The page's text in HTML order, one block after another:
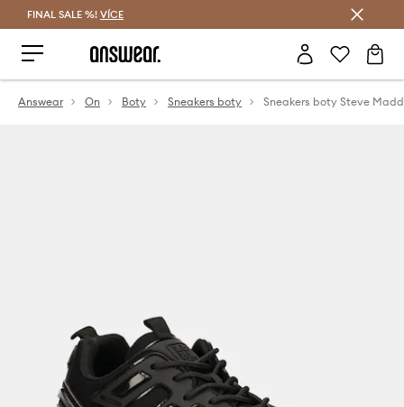
FINAL SALE %! VÍCE
Answear On Boty Sneakers boty Sneakers boty Steve